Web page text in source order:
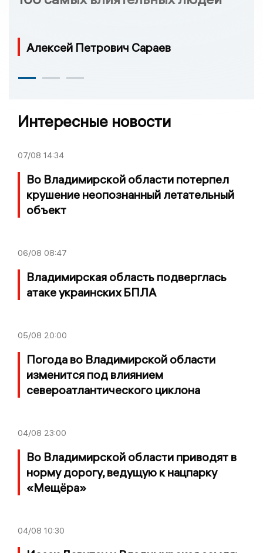
Алексей Петрович Сараев
Интересные новости
07/08 14:34
Во Владимирской области потерпел
крушение неопознанный летательный
объект
06/08 08:47
Владимирская область подверглась
атаке украинских БПЛА
05/08 20:00
Погода во Владимирской области
изменится под влиянием
североатлантического циклона
04/08 23:00
Во Владимирской области приводят в
норму дорогу, ведущую к нацпарку
«Мещёра»
04/08 10:30